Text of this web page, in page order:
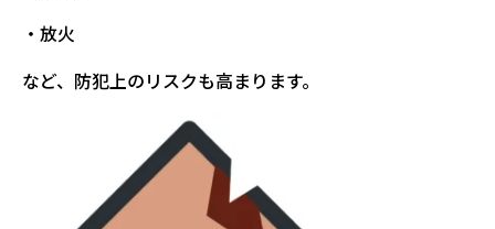
・放火
など、防犯上のリスクも高まります。